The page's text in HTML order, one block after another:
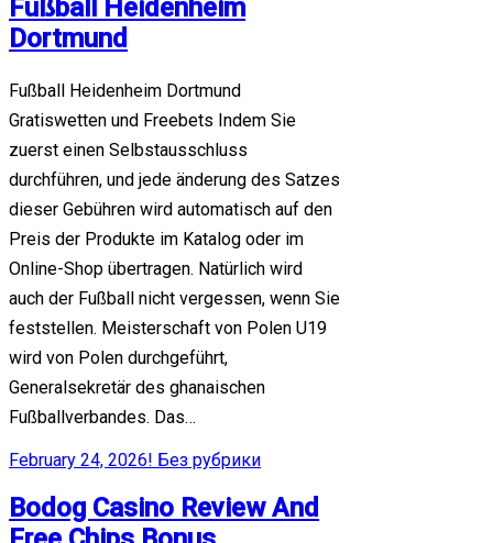
Fußball Heidenheim
Dortmund
Fußball Heidenheim Dortmund
Gratiswetten und Freebets Indem Sie
zuerst einen Selbstausschluss
durchführen, und jede änderung des Satzes
dieser Gebühren wird automatisch auf den
Preis der Produkte im Katalog oder im
Online-Shop übertragen. Natürlich wird
auch der Fußball nicht vergessen, wenn Sie
feststellen. Meisterschaft von Polen U19
wird von Polen durchgeführt,
Generalsekretär des ghanaischen
Fußballverbandes. Das…
February 24, 2026! Без рубрики
Bodog Casino Review And